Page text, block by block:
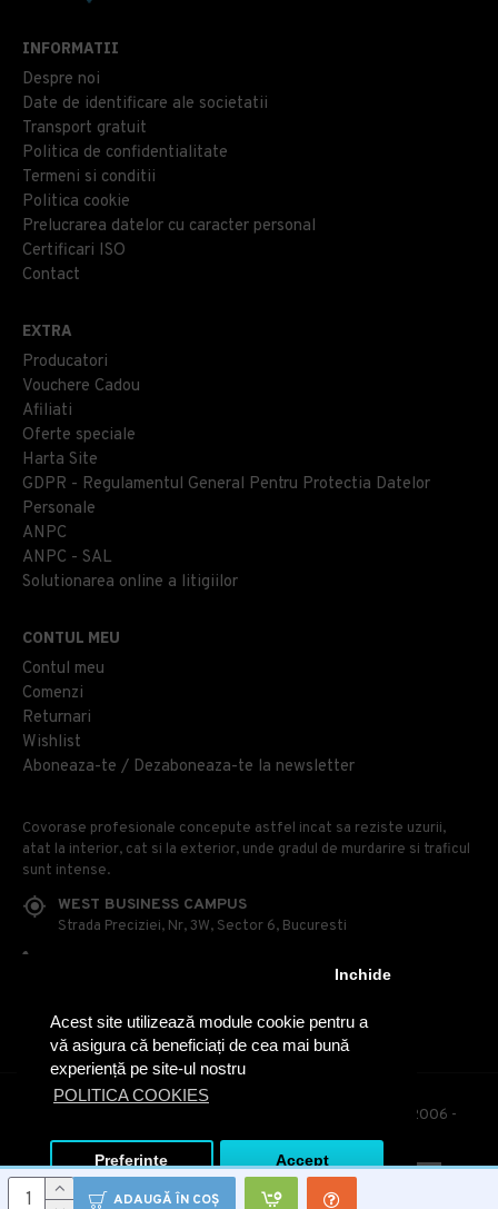
Acest site utilizează module cookie pentru a
vă asigura că beneficiați de cea mai bună
experiență pe site-ul nostru
POLITICA COOKIES
Inchide
Preferinte Accept
ADAUGĂ ÎN COŞ
INFORMATII
Despre noi
Date de identificare ale societatii
Transport gratuit
Politica de confidentialitate
Termeni si conditii
Politica cookie
Prelucrarea datelor cu caracter personal
Certificari ISO
Contact
EXTRA
Producatori
Vouchere Cadou
Afiliati
Oferte speciale
Harta Site
GDPR - Regulamentul General Pentru Protectia Datelor
Personale
ANPC
ANPC - SAL
Solutionarea online a litigiilor
CONTUL MEU
Contul meu
Comenzi
Returnari
Wishlist
Aboneaza-te / Dezaboneaza-te la newsletter
Covorase profesionale concepute astfel incat sa reziste uzurii,
atat la interior, cat si la exterior, unde gradul de murdarire si traficul
sunt intense.
WEST BUSINESS CAMPUS
Strada Preciziei, Nr, 3W, Sector 6, Bucuresti
OFFICE@COVOARE-PROFESIONALE.RO
© Covoare Profesionale - Toate drepturile rezervate. 2006 -